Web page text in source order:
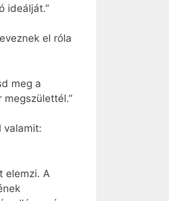
ideálját.”
el róla
meg a
valamit:
elemzi. A